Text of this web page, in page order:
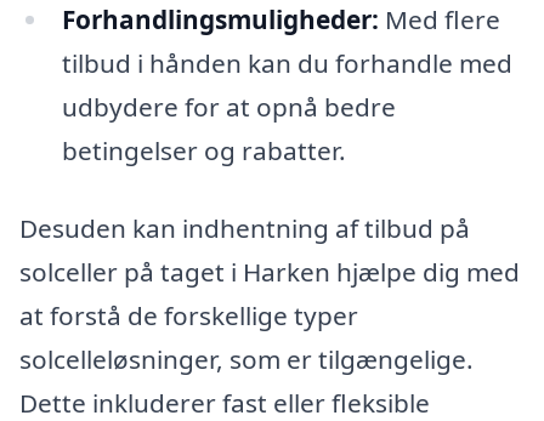
Forhandlingsmuligheder: Med flere
tilbud i hånden kan du forhandle med
udbydere for at opnå bedre
betingelser og rabatter.
Desuden kan indhentning af tilbud på
solceller på taget i Harken hjælpe dig med
at forstå de forskellige typer
solcelleløsninger, som er tilgængelige.
Dette inkluderer fast eller fleksible